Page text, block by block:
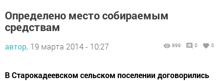
Определено место собираемым
средствам
автор, 19 марта 2014 - 10:27 899 0 0
В Старокадеевском сельском поселении договорились